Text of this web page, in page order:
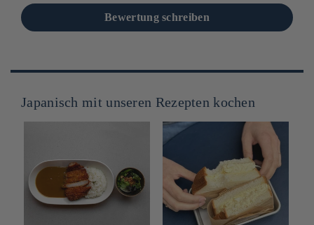
Bewertung schreiben
Japanisch mit unseren Rezepten kochen